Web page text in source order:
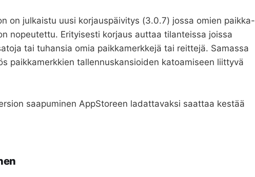
on julkaistu uusi korjauspäivitys (3.0.7) jossa omien paikka-
nopeutettu. Erityisesti korjaus auttaa tilanteissa joissa
tai tuhansia omia paikkamerkkejä tai reittejä. Samassa
paikkamerkkien tallennuskansioiden katoamiseen liittyvä
saapuminen AppStoreen ladattavaksi saattaa kestää